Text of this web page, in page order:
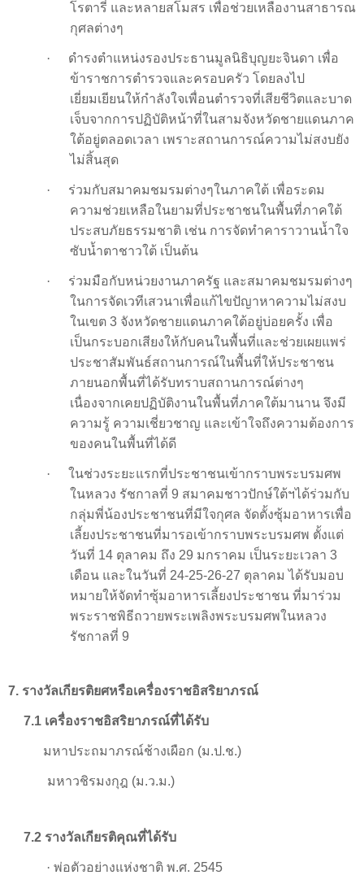
โรตารี่ และหลายสโมสร เพื่อช่วยเหลืองานสาธารณ
กุศลต่างๆ
·
ดำรงตำแหน่งรองประธานมูลนิธิบุญยะจินดา เพื่อ
ข้าราชการตำรวจและครอบครัว โดยลงไป
เยี่ยมเยียนให้กำลังใจเพื่อนตำรวจที่เสียชีวิตและบาด
เจ็บจากการปฏิบัติหน้าที่ในสามจังหวัดชายแดนภาค
ใต้อยู่ตลอดเวลา เพราะสถานการณ์ความไม่สงบยัง
ไม่สิ้นสุด
·
ร่วมกับสมาคมชมรมต่างๆในภาคใต้ เพื่อระดม
ความช่วยเหลือในยามที่ประชาชนในพื้นที่ภาคใต้
ประสบภัยธรรมชาติ เช่น การจัดทำคาราวานน้ำใจ
ซับน้ำตาชาวใต้ เป็นต้น
·
ร่วมมือกับหน่วยงานภาครัฐ และสมาคมชมรมต่างๆ
ในการจัดเวทีเสวนาเพื่อแก้ไขปัญาหาความไม่สงบ
ในเขต 3 จังหวัดชายแดนภาคใต้อยู่บ่อยครั้ง เพื่อ
เป็นกระบอกเสียงให้กับคนในพื้นที่และช่วยเผยแพร่
ประชาสัมพันธ์สถานการณ์ในพื้นที่ให้ประชาชน
ภายนอกพื้นที่ได้รับทราบสถานการณ์ต่างๆ
เนื่องจากเคยปฏิบัติงานในพื้นที่ภาคใต้มานาน จึงมี
ความรู้ ความเชี่ยวชาญ และเข้าใจถึงความต้องการ
ของคนในพื้นที่ได้ดี
·
ในช่วงระยะแรกที่ประชาชนเข้ากราบพระบรมศพ
ในหลวง รัชกาลที่ 9 สมาคมชาวปักษ์ใต้ฯได้ร่วมกับ
กลุ่มพี่น้องประชาชนที่มีใจกุศล จัดตั้งซุ้มอาหารเพื่อ
เลี้ยงประชาชนที่มารอเข้ากราบพระบรมศพ ตั้งแต่
วันที่ 14 ตุลาคม ถึง 29 มกราคม เป็นระยะเวลา 3
เดือน และในวันที่ 24-25-26-27 ตุลาคม ได้รับมอบ
หมายให้จัดทำซุ้มอาหารเลี้ยงประชาชน ที่มาร่วม
พระราชพิธีถวายพระเพลิงพระบรมศพในหลวง
รัชกาลที่ 9
7. รางวัลเกียรติยศหรือเครื่องราชอิสริยาภรณ์
7.1 เครื่องราชอิสริยาภรณ์ที่ได้รับ
มหาประถมาภรณ์ช้างเผือก (ม.ป.ช.)
มหาวชิรมงกุฎ (ม.ว.ม.)
7.2 รางวัลเกียรติคุณที่ได้รับ
· พ่อตัวอย่างแห่งชาติ พ.ศ. 2545